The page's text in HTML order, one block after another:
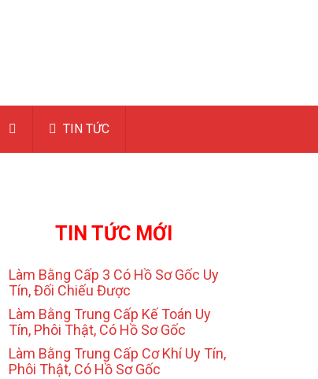
TIN TỨC
TIN TỨC MỚI
Làm Bằng Cấp 3 Có Hồ Sơ Gốc Uy
Tín, Đối Chiếu Được
Làm Bằng Trung Cấp Kế Toán Uy
Tín, Phôi Thật, Có Hồ Sơ Gốc
Làm Bằng Trung Cấp Cơ Khí Uy Tín,
Phôi Thật, Có Hồ Sơ Gốc